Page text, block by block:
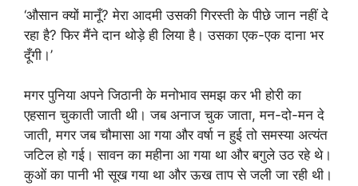
‘औसान क्यों मानूँ? मेरा आदमी उसकी गिरस्ती के पीछे जान नहीं दे
रहा है? फिर मैंने दान थोड़े ही लिया है। उसका एक-एक दाना भर
दूँगी।’
मगर पुनिया अपने जिठानी के मनोभाव समझ कर भी होरी का
एहसान चुकाती जाती थी। जब अनाज चुक जाता, मन-दो-मन दे
जाती, मगर जब चौमासा आ गया और वर्षा न हुई तो समस्या अत्यंत
जटिल हो गई। सावन का महीना आ गया था और बगुले उठ रहे थे।
कुओं का पानी भी सूख गया था और ऊख ताप से जली जा रही थी।